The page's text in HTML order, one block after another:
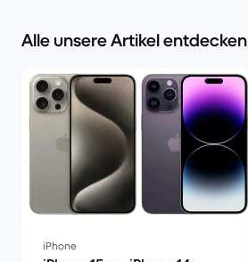
Alle unsere Artikel entdecken
iPhone